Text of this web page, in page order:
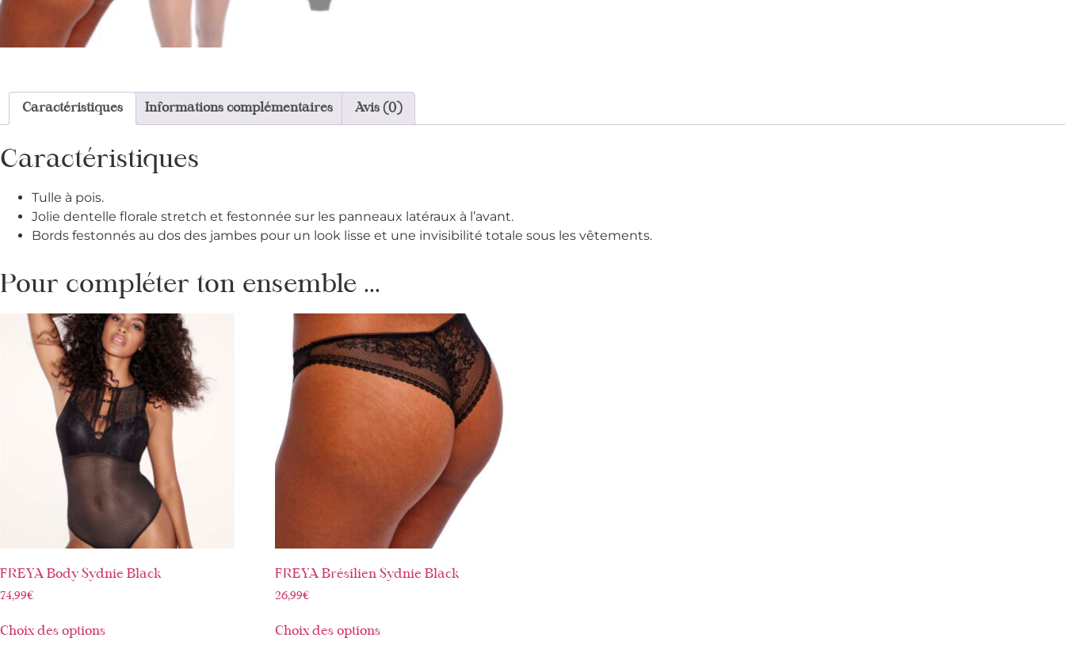
Caractéristiques Informations complémentaires Avis (0)
Caractéristiques
Tulle à pois.
Jolie dentelle florale stretch et festonnée sur les panneaux latéraux à l’avant.
Bords festonnés au dos des jambes pour un look lisse et une invisibilité totale sous les vêtements.
Pour compléter ton ensemble ...
FREYA Body Sydnie Black
74,99€
Choix des options
FREYA Brésilien Sydnie Black
26,99€
Choix des options